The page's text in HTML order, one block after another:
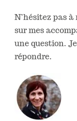
N’hésitez pas
sur mes
une question.
répondre.